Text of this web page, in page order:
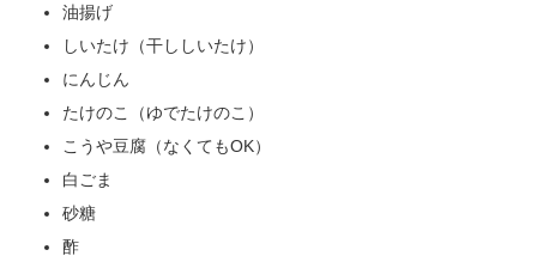
油揚げ
しいたけ（干ししいたけ）
にんじん
たけのこ（ゆでたけのこ）
こうや豆腐（なくてもOK）
白ごま
砂糖
酢